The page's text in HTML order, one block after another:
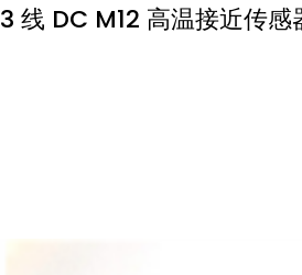
3 线 DC M12 高温接近传